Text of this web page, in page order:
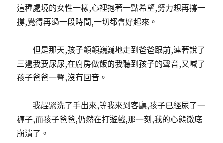
這種處境的女性一樣,心裡抱著一點希望,努力想再撐一
撐,覺得再過一段時間,一切都會好起來。
但是那天,孩子顫顫巍巍地走到爸爸跟前,連著說了
三遍我要尿尿,在廚房做飯的我聽到孩子的聲音,又喊了
孩子爸爸一聲,沒有回音。
我趕緊洗了手出來,等我來到客廳,孩子已經尿了一
褲子,而孩子爸爸,仍然在打遊戲,那一刻,我的心態徹底
崩潰了。